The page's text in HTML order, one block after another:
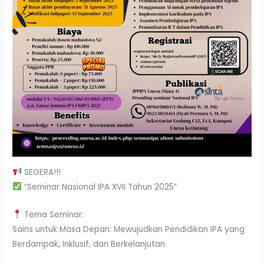
SEGERA!!!
“Seminar Nasional IPA XVII Tahun 2025”
Tema Seminar:
Sains untuk Masa Depan: Mewujudkan Pendidikan IPA yang
Berdampak, Inklusif, dan Berkelanjutan